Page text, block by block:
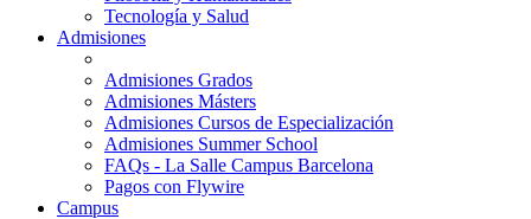
Tecnología y Salud
Admisiones
Admisiones Grados
Admisiones Másters
Admisiones Cursos de Especialización
Admisiones Summer School
FAQs - La Salle Campus Barcelona
Pagos con Flywire
Campus